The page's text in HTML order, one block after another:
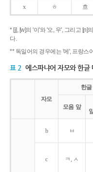
x ㅎ 흐
* [j], [w]의 '이'와 '오, 우', 그리고
다.
** 독일어의 경우에는 '에', 프랑스
표 2 에스파냐어 자모와 한글
자모
한글
모음 앞
b ㅂ
c ㅋ, ㅅ